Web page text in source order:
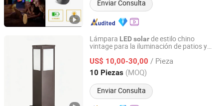
Enviar Consulta
Lámpara LEDsolarde estilo chino
vintage para la iluminación de patios y
US$ 10,00-30,00 / Pieza
10 Piezas (MOQ)
Enviar Consulta
Xi'an Lintong District Xiangrui Hongsheng New Energy
Desde 2026